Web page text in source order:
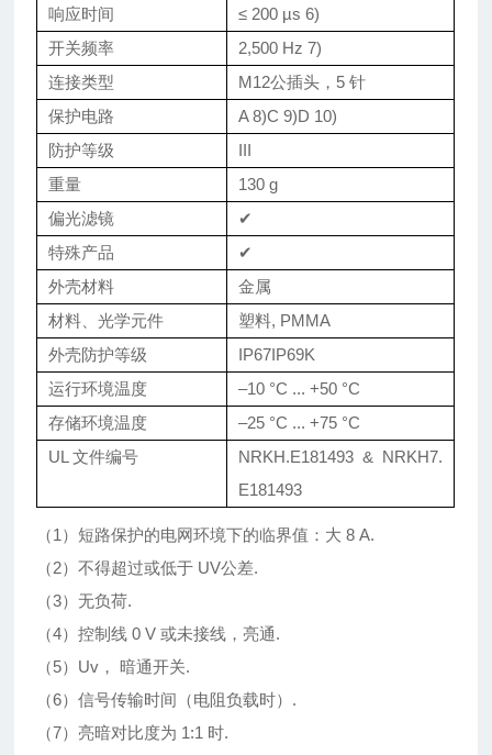
响应时间
≤ 200 µs 6)
开关频率
2,500 Hz 7)
连接类型
M12公插头，5 针
保护电路
A 8)C 9)D 10)
防护等级
III
重量
130 g
偏光滤镜
✔
特殊产品
✔
外壳材料
金属
材料、光学元件
塑料, PMMA
外壳防护等级
IP67IP69K
运行环境温度
–10 °C ... +50 °C
存储环境温度
–25 °C ... +75 °C
UL 文件编号
NRKH.E181493 & NRKH7.
E181493
（1）短路保护的电网环境下的临界值：大 8 A.
（2）不得超过或低于 UV公差.
（3）无负荷.
（4）控制线 0 V 或未接线，亮通.
（5）Uv， 暗通开关.
（6）信号传输时间（电阻负载时）.
（7）亮暗对比度为 1:1 时.